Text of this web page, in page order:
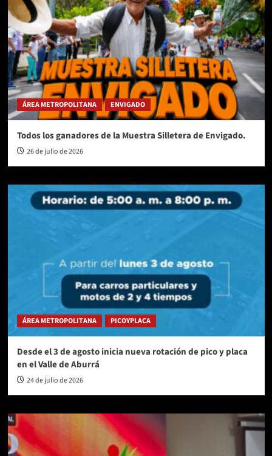
ÁREA METROPOLITANA ENVIGADO
Todos los ganadores de la Muestra Silletera de Envigado.
26 de julio de 2026
ÁREA METROPOLITANA PICOYPLACA
Desde el 3 de agosto inicia nueva rotación de pico y placa
en el Valle de Aburrá
24 de julio de 2026